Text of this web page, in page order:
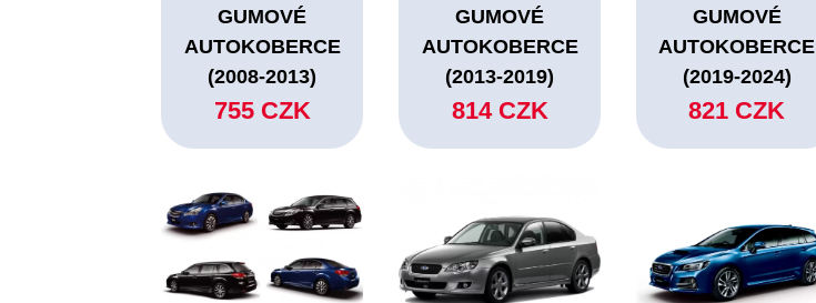
GUMOVÉ
AUTOKOBERCE
(2008-2013)
755 CZK
GUMOVÉ
AUTOKOBERCE
(2013-2019)
814 CZK
GUMOVÉ
AUTOKOBERCE
(2019-2024)
821 CZK